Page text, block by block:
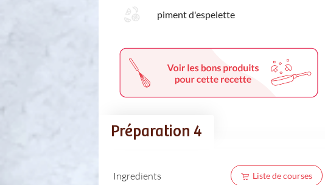
piment d'espelette
Préparation 4
Ingredients Liste de courses